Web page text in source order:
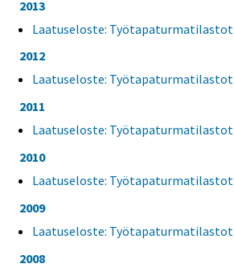
2013
Laatuseloste: Työtapaturmatilastot
2012
Laatuseloste: Työtapaturmatilastot
2011
Laatuseloste: Työtapaturmatilastot
2010
Laatuseloste: Työtapaturmatilastot
2009
Laatuseloste: Työtapaturmatilastot
2008